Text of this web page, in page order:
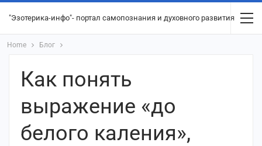
"Эзотерика-инфо"- портал самопознания и духовного развития
Home Блог
Как понять
выражение «до
белого каления»,